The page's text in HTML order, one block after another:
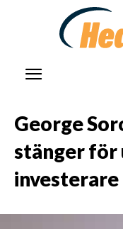
George
stänger för
investerare